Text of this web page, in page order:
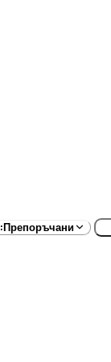
:Препоръчани